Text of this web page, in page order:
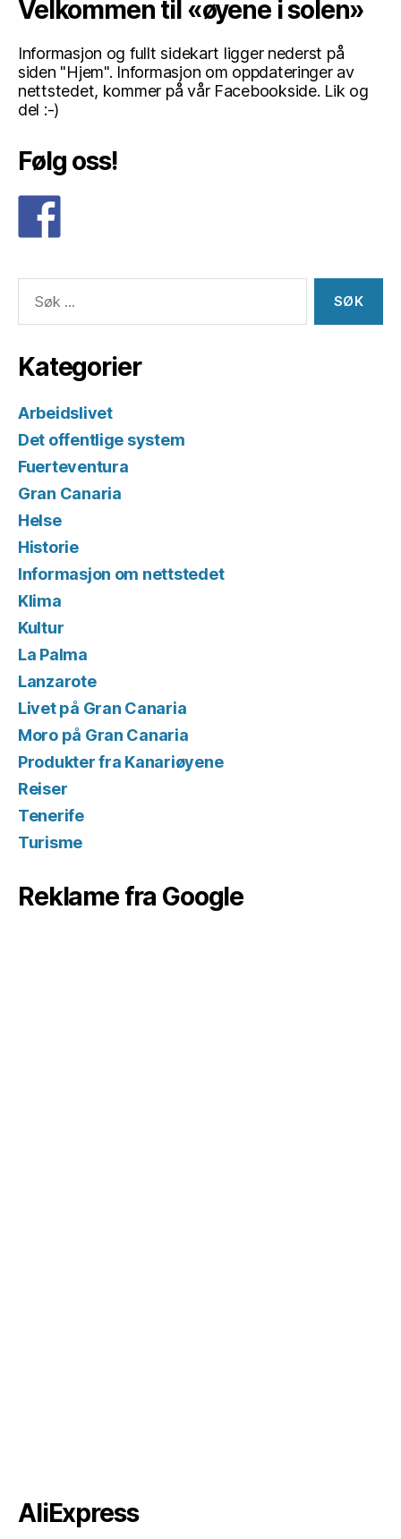
Velkommen til «øyene i solen»
Informasjon og fullt sidekart ligger nederst på
siden "Hjem". Informasjon om oppdateringer av
nettstedet, kommer på vår Facebookside. Lik og
del :-)
Følg oss!
etter:
Kategorier
Arbeidslivet
Det offentlige system
Fuerteventura
Gran Canaria
Helse
Historie
Informasjon om nettstedet
Klima
Kultur
La Palma
Lanzarote
Livet på Gran Canaria
Moro på Gran Canaria
Produkter fra Kanariøyene
Reiser
Tenerife
Turisme
Reklame fra Google
AliExpress